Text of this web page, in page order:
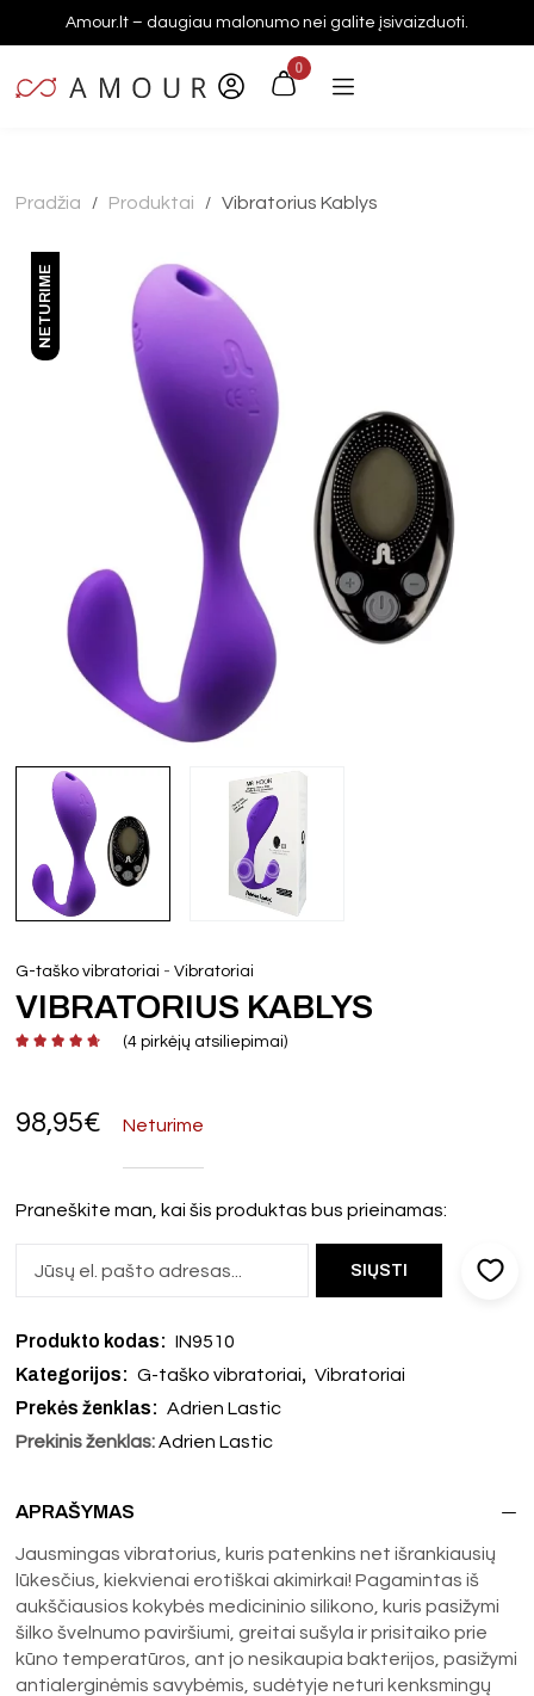
Amour.lt – daugiau malonumo nei galite įsivaizduoti.
0
Pradžia / Produktai / Vibratorius Kablys
NETURIME
G-taško vibratoriai -Vibratoriai
VIBRATORIUS KABLYS
(4 pirkėjų atsiliepimai)
98,95€ Neturime
Praneškite man, kai šis produktas bus prieinamas:
Produkto kodas: IN9510
Kategorijos: G-taško vibratoriai, Vibratoriai
Prekės ženklas: Adrien Lastic
Prekinis ženklas: Adrien Lastic
APRAŠYMAS
Jausmingas vibratorius, kuris patenkins net išrankiausių
lūkesčius, kiekvienai erotiškai akimirkai! Pagamintas iš
aukščiausios kokybės medicininio silikono, kuris pasižymi
šilko švelnumo paviršiumi, greitai sušyla ir prisitaiko prie
kūno temperatūros, ant jo nesikaupia bakterijos, pasižymi
antialerginėmis savybėmis, sudėtyje neturi kenksmingų